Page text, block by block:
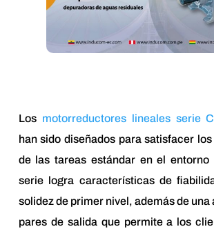
Los motorreductores lineales serie
han sido diseñados para satisfacer
de las tareas estándar en el entorno
serie logra características de
solidez de primer nivel, además de una
pares de salida que permite a los